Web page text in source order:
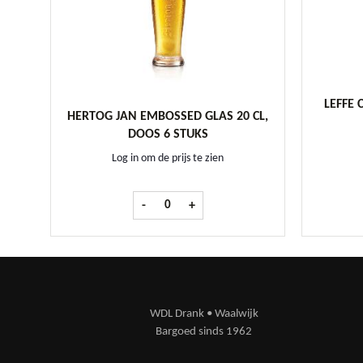
HERTOG JAN EMBOSSED GLAS 20 CL,
DOOS 6 STUKS
Log in om de prijs te zien
- Hertog Jan Embossed glas 20 cl, doos 6
+
LEFFE
WDL Drank • Waalwijk
Bargoed sinds 1962